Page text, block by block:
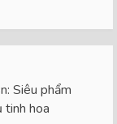
Siêu phẩm
tinh hoa